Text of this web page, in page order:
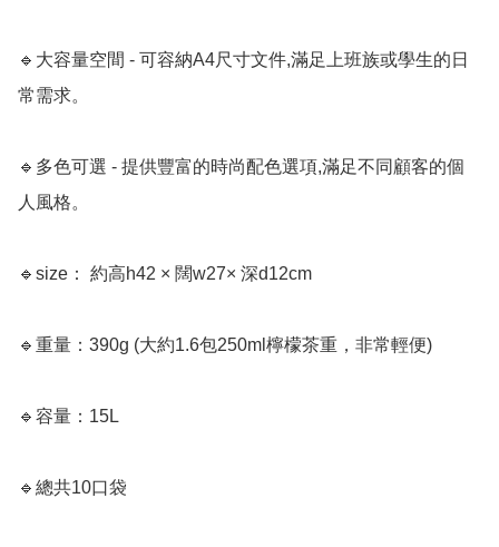
🔹大容量空間 - 可容納A4尺寸文件,滿足上班族或學生的日
常需求。
🔹多色可選 - 提供豐富的時尚配色選項,滿足不同顧客的個
人風格。
🔹size： 約高h42 × 闊w27× 深d12cm
🔹重量：390g (大約1.6包250ml檸檬茶重，非常輕便)
🔹容量：15L
🔹總共10口袋